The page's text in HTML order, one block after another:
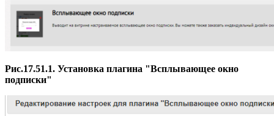
Рис.17.51.1. Установка плагина "Всплывающее окно
подписки"